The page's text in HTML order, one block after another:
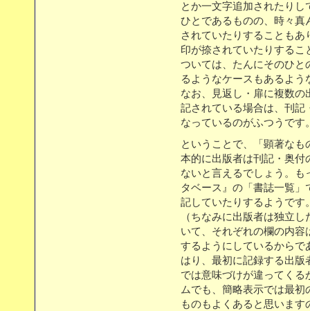
とか一文字追加されたり
ひとであるものの、時々真
されていたりすることも
印が捺されていたりする
ついては、たんにそのひと
るようなケースもあるよ
なお、見返し・扉に複数
記されている場合は、刊記
なっているのがふつうです
ということで、「顕著な
本的に出版者は刊記・奥付
ないと言えるでしょう。
タベース』の「書誌一覧
記していたりするようです
（ちなみに出版者は独立
いて、それぞれの欄の内
するようにしているからで
はり、最初に記録する出
では意味づけが違ってく
ムでも、簡略表示では最
ものもよくあると思いま